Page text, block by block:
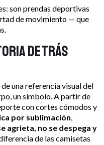
son prendas deportivas
de movimiento — que
detrás
una referencia visual del
un símbolo. A partir de
con cortes cómodos y
por sublimación
agrieta, no se despega y
diferencia de las camisetas